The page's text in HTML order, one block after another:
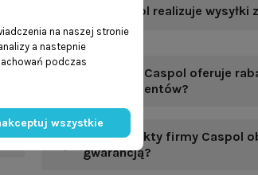
Czy Caspol realizuje wysyłki
Czy firma Caspol oferuje
stałych klientów?
Czy produkty firmy Caspol
gwarancją?
na naszej stronie
a nastepnie
podczas
wszystkie